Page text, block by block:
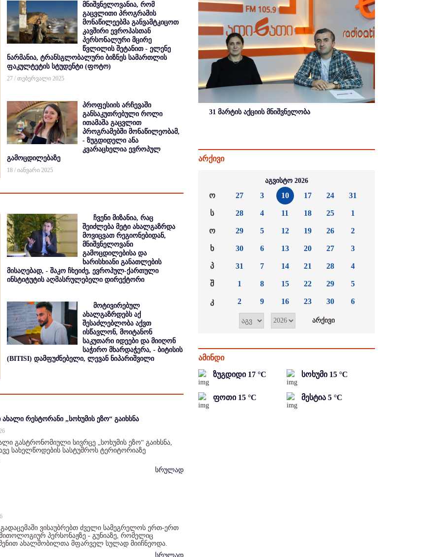
მნიშვნელოვანია, რომ
გაცვლითი პროგრამის
მონაწილეებმა განვამტკიცოთ
კავშირი ევროპასთან
პერსონალური მცირე
წვლილის შეტანით - ელენე
ნარმანია, ტრანსგლობალური ბიზნეს სამართლის
ფაკულტეტის სტუდენტი (ფოტო)
27 / თებერვალი 2025
პროფესიის არჩევაში
განსაკუთრებული როლი
ითამაშა გაცვლით
პროგრამებში მონაწილეობამ,
- ზუგდიდელი ანა
კვარაცხელია ევროპულ
გამოცდილებაზე
18 / იანვარი 2025
ჩვენი მიზანია, რაც
შეიძლება მეტი ახალგაზრდა
მოვიცვათ რეგიონებიდან,
მნიშვნელოვანი
გამოცდილებისა და
ხარისხიანი განათლების
მისაღებად, - შაკო ჩხეიძე, ევროპულ-ქართული
ინსტიტუტის აღმასრულებელი დირექტორი
მოტივირებულ
ახალგაზრდებს აქ
შესაძლებლობა აქვთ
ისწავლონ, მოიტანონ
საკუთარი იდეები და მიიღონ
საჭირო მხარდაჭერა, - ბიტისის
(BITISI) დამფუძნებელი, ლევან ნიპარიშვილი
ახალი რესტორანი „სოხუმის ეზო“ გაიხსნა
გასტრონომიული სივრცე „სოხუმის ეზო“ გაიხსნა,
სახელწოდების სასტუმროს ტერიტორიაზე
სრულად
ვისაუბრებთ ძველი სამეგრელოს ერთ-ერთ
პერსონაჟზე - გუნიაზე, რომელიც
ახალშობილთა მფარველ სულად მიიჩნეოდა.
სრულად
31 მარტის აქციის მნიშვნელობა
არქივი
აგვისტო 2026
ო
ს
ო
ხ
პ
შ
კ
27
28
29
30
31
1
2
3
4
5
6
7
8
9
10
11
12
13
14
15
16
17
18
19
20
21
22
23
24
25
26
27
28
29
30
31
1
2
3
4
5
6
ამინდი
ზუგდიდი 17 °C სოხუმი 15 °C
ფოთი 15 °C მესტია 5 °C